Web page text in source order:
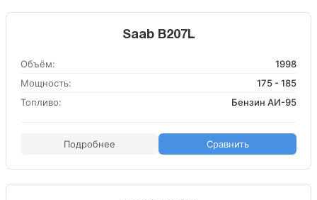
Saab B207L
Объём:
1998
Мощность:
175 - 185
Топливо:
Бензин АИ-95
Подробнее Сравнить